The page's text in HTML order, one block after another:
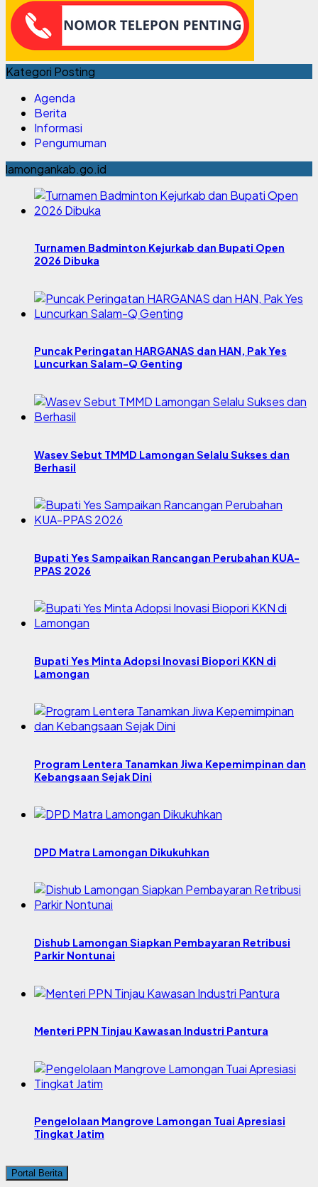
Kategori Posting
Agenda
Berita
Informasi
Pengumuman
lamongankab.go.id
Turnamen Badminton Kejurkab dan Bupati Open
2026 Dibuka
Puncak Peringatan HARGANAS dan HAN, Pak Yes
Luncurkan Salam-Q Genting
Wasev Sebut TMMD Lamongan Selalu Sukses dan
Berhasil
Bupati Yes Sampaikan Rancangan Perubahan KUA-
PPAS 2026
Bupati Yes Minta Adopsi Inovasi Biopori KKN di
Lamongan
Program Lentera Tanamkan Jiwa Kepemimpinan dan
Kebangsaan Sejak Dini
DPD Matra Lamongan Dikukuhkan
Dishub Lamongan Siapkan Pembayaran Retribusi
Parkir Nontunai
Menteri PPN Tinjau Kawasan Industri Pantura
Pengelolaan Mangrove Lamongan Tuai Apresiasi
Tingkat Jatim
Portal Berita